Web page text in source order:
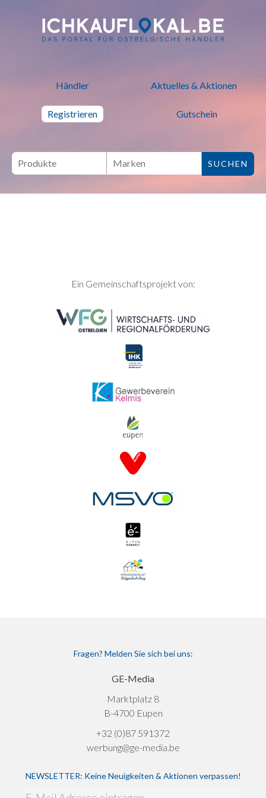
ich kauf lokal - Bei lokalen
Händler Aktuelles & Aktionen
Registrieren Gutschein
SEITENFUSSEin Gemeinschaftsprojekt von:
Fragen? Melden Sie sich bei uns:
GE-Media
Marktplatz 8
B-4700 Eupen
+32 (0)87 591372
werbung@ge-media.be
NEWSLETTER: Keine Neuigkeiten & Aktionen verpassen!